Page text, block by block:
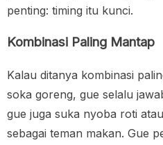
penting: timing itu kunci.
Kombinasi Paling Mantap
Kalau ditanya kombinasi
soka goreng, gue selalu
gue juga suka nyoba roti
sebagai teman makan. Gue